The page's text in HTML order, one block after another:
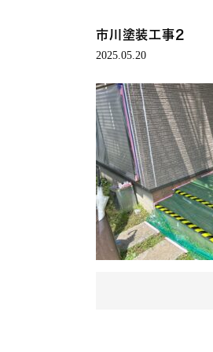
市川塗装工事2
2025.05.20